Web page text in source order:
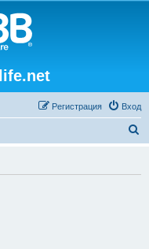
Вход
Регистрация